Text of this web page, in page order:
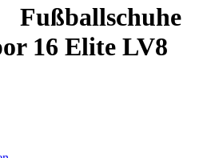
Fußballschuhe
16 Elite LV8